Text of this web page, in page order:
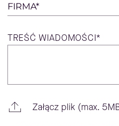
FIRMA*
TREŚĆ WIADOMOŚCI*
Załącz plik (max.